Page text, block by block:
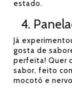
estado.
4.
Já
gosta de
perfeita! Quer
sabor, feito
mocotó e